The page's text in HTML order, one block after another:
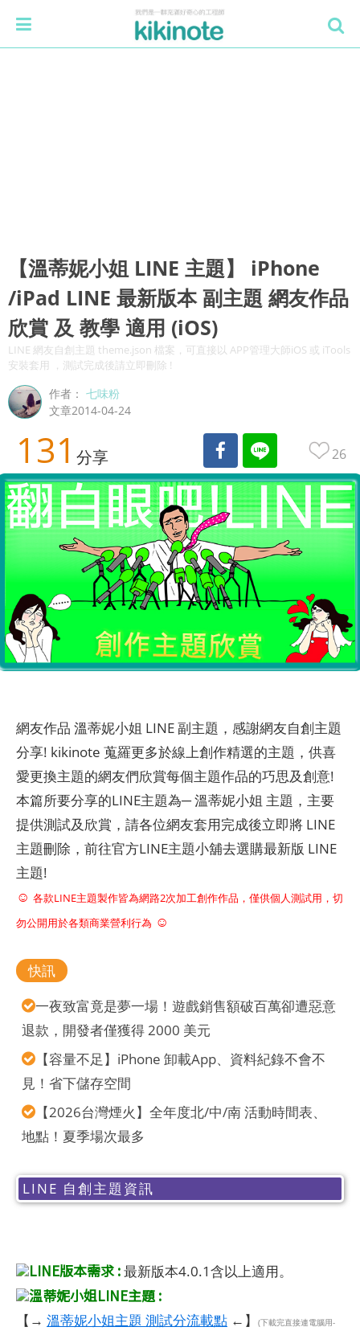
【溫蒂妮小姐 LINE 主題】 iPhone
/iPad LINE 最新版本 副主題 網友作品
欣賞 及 教學 適用 (iOS)
LINE 網友自創主題 theme.json 檔案，可直接以 APP管理大師iOS 或 iTools
安裝套用 ，測試完成後請立即刪除 !
作者：七味粉
文章2014-04-24
131 分享 26
網友作品 溫蒂妮小姐 LINE 副主題，感謝網友自創主題
分享! kikinote 蒐羅更多於線上創作精選的主題，供喜
愛更換主題的網友們欣賞每個主題作品的巧思及創意!
本篇所要分享的LINE主題為─ 溫蒂妮小姐 主題，主要
提供測試及欣賞，請各位網友套用完成後立即將 LINE
主題刪除，前往官方LINE主題小舖去選購最新版 LINE
主題!
☺ 各款LINE主題製作皆為網路2次加工創作作品，僅供個人測試用，切
勿公開用於各類商業營利行為 ☺
快訊
一夜致富竟是夢一場！遊戲銷售額破百萬卻遭惡意
退款，開發者僅獲得 2000 美元
【容量不足】iPhone 卸載App、資料紀錄不會不
見！省下儲存空間
【2026台灣煙火】全年度北/中/南 活動時間表、
地點！夏季場次最多
LINE 自創主題資訊
LINE版本需求 :最新版本4.0.1含以上適用。
溫蒂妮小姐LINE主題 :
【→ 溫蒂妮小姐主題 測試分流載點 ←】 (下載完直接連電腦用-